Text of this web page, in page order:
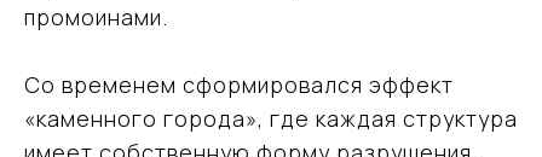
промоинами.
Со временем сформировался эффект
«каменного города», где каждая структура